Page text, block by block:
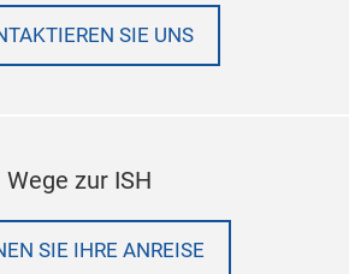
SIE UNS
Wege zur ISH
SIE IHRE ANREISE